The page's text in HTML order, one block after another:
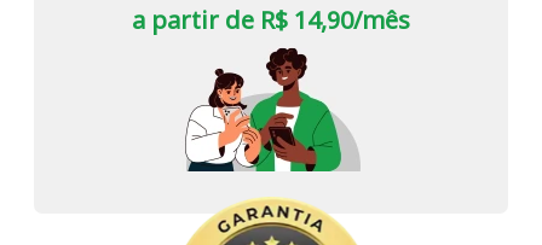
a partir de R$ 14,90/mês